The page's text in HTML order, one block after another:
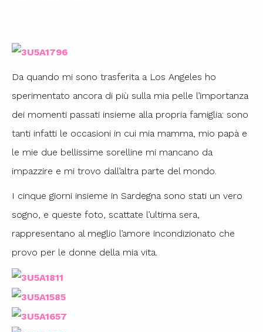
Da quando mi sono trasferita a Los Angeles ho
sperimentato ancora di più sulla mia pelle l’importanza
dei momenti passati insieme alla propria famiglia: sono
tanti infatti le occasioni in cui mia mamma, mio papà e
le mie due bellissime sorelline mi mancano da
impazzire e mi trovo dall’altra parte del mondo.
I cinque giorni insieme in Sardegna sono stati un vero
sogno, e queste foto, scattate l’ultima sera,
rappresentano al meglio l’amore incondizionato che
provo per le donne della mia vita.